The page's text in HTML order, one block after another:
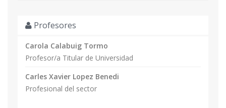
ONG de nuestro entorno local
cercano con sus efectos en terceros países
Profesores
Carola Calabuig Tormo
Profesor/a Titular de Universidad
Carles Xavier Lopez Benedi
Profesional del sector